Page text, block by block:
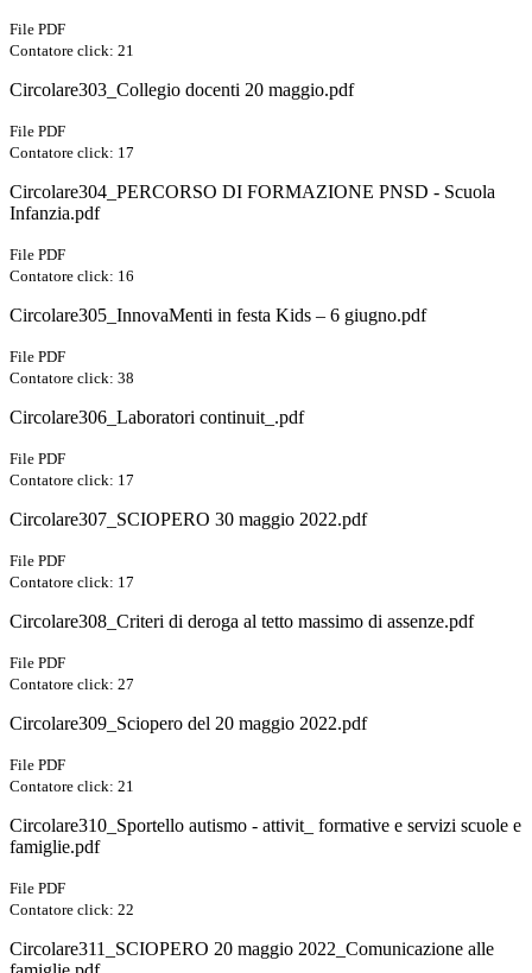
File PDF
Contatore click: 21
Circolare303_Collegio docenti 20 maggio.pdf
File PDF
Contatore click: 17
Circolare304_PERCORSO DI FORMAZIONE PNSD - Scuola
Infanzia.pdf
File PDF
Contatore click: 16
Circolare305_InnovaMenti in festa Kids – 6 giugno.pdf
File PDF
Contatore click: 38
Circolare306_Laboratori continuit_.pdf
File PDF
Contatore click: 17
Circolare307_SCIOPERO 30 maggio 2022.pdf
File PDF
Contatore click: 17
Circolare308_Criteri di deroga al tetto massimo di assenze.pdf
File PDF
Contatore click: 27
Circolare309_Sciopero del 20 maggio 2022.pdf
File PDF
Contatore click: 21
Circolare310_Sportello autismo - attivit_ formative e servizi scuole e
famiglie.pdf
File PDF
Contatore click: 22
Circolare311_SCIOPERO 20 maggio 2022_Comunicazione alle